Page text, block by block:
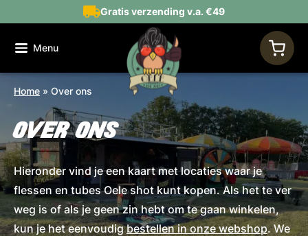
Gratis verzending v.a. €49
Menu
Home » Over ons
OVER ONS
Hieronder vind je een kaart met locaties waar je
flessen en tubes Oele shot kunt kopen. Als het te ver
weg is of als je geen zin hebt om te gaan winkelen,
kun je het eenvoudigbestellen in onze webshop. We